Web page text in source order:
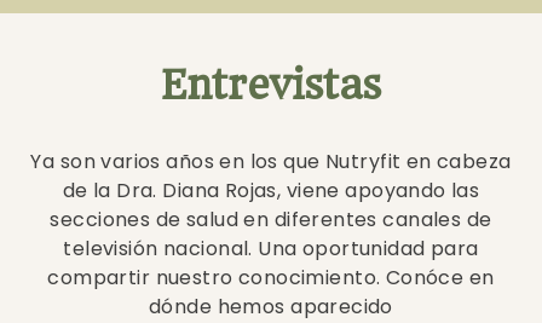
Entrevistas
Ya son varios años en los que Nutryfit en cabeza
de la Dra. Diana Rojas, viene apoyando las
secciones de salud en diferentes canales de
televisión nacional. Una oportunidad para
compartir nuestro conocimiento. Conóce en
dónde hemos aparecido